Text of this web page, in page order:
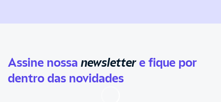
Assine nossa newslettere fique por
dentro das novidades